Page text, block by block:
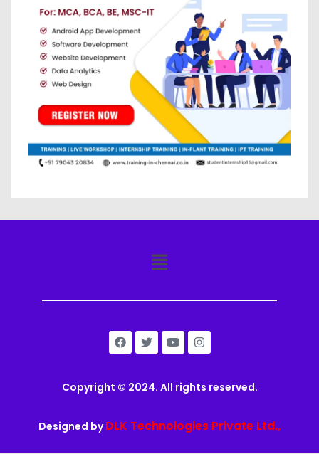
Copyright © 2024. All rights reserved.
Designed byDLK Technologies Private Ltd.,